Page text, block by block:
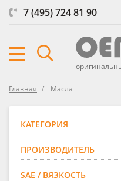
7 (495) 724 81 90
Главная Масла
КАТЕГОРИЯ
ПРОИЗВОДИТЕЛЬ
SAE / ВЯЗКОСТЬ